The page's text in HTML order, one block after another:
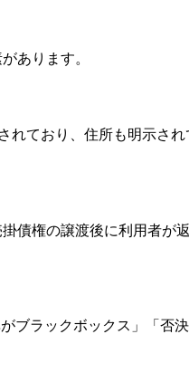
あります。
ており、住所も明示さ
債権の譲渡後に利用者が
ブラックボックス」「否